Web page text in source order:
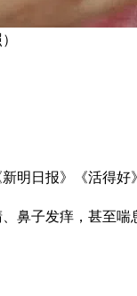
日报》《活得
鼻子发痒，甚至喘